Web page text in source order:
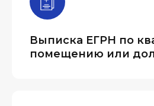
Выписка ЕГРН по
помещению или